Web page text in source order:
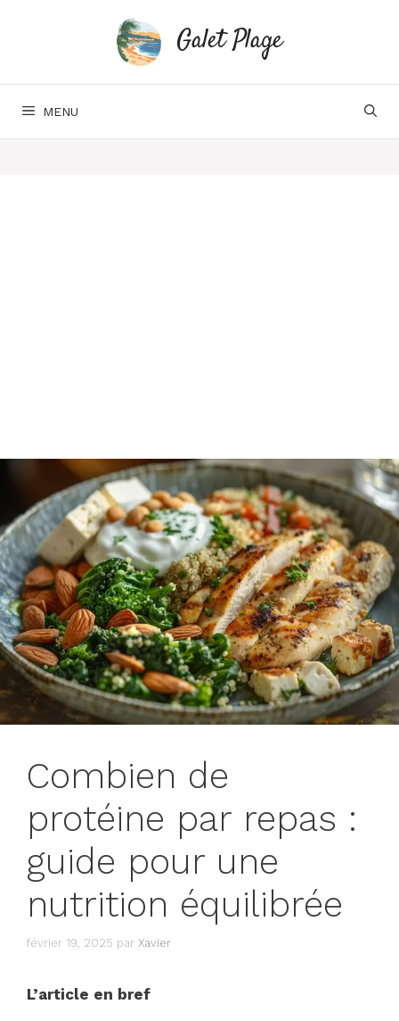
Galet Plage
MENU
Combien de
protéine par repas :
guide pour une
nutrition équilibrée
février 19, 2025 par Xavier
L’article en bref